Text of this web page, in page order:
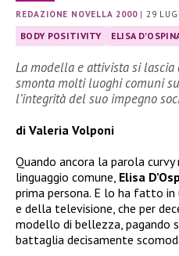
REDAZIONE NOVELLA 2000| 29
BODY POSITIVITY ELISA
La modella e attivista si
smonta molti luoghi comuni
l’integrità del suo impegno
di Valeria Volponi
Quando ancora la parola
linguaggio comune, Elisa
prima persona. E lo ha fatto
e della televisione, che per
modello di bellezza, pagando
battaglia decisamente